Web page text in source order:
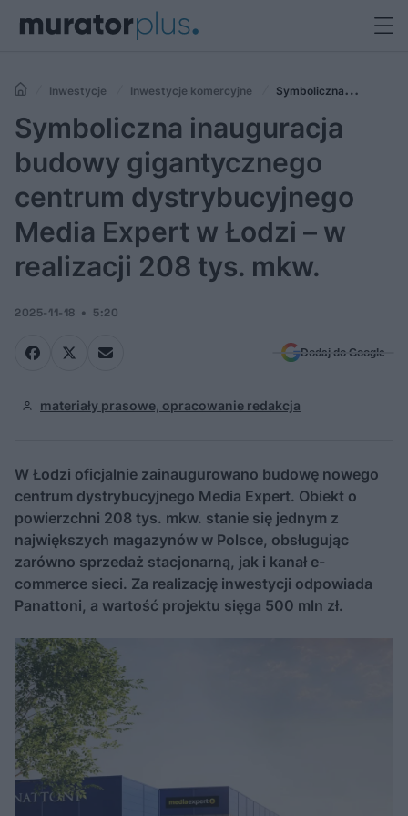
Inwestycje Inwestycje komercyjne
Symboliczna
inauguracja budowy gigantycznego centrum dystrybucyjnego Media
Expert w Łodzi – w realizacji 208 tys. mkw.
Symboliczna inauguracja
budowy gigantycznego
centrum dystrybucyjnego
Media Expert w Łodzi – w
realizacji 208 tys. mkw.
2025-11-18 5:20
Dodaj do Google
materiały prasowe, opracowanie redakcja
W Łodzi oficjalnie zainaugurowano budowę nowego
centrum dystrybucyjnego Media Expert. Obiekt o
powierzchni 208 tys. mkw. stanie się jednym z
największych magazynów w Polsce, obsługując
zarówno sprzedaż stacjonarną, jak i kanał e-
commerce sieci. Za realizację inwestycji odpowiada
Panattoni, a wartość projektu sięga 500 mln zł.